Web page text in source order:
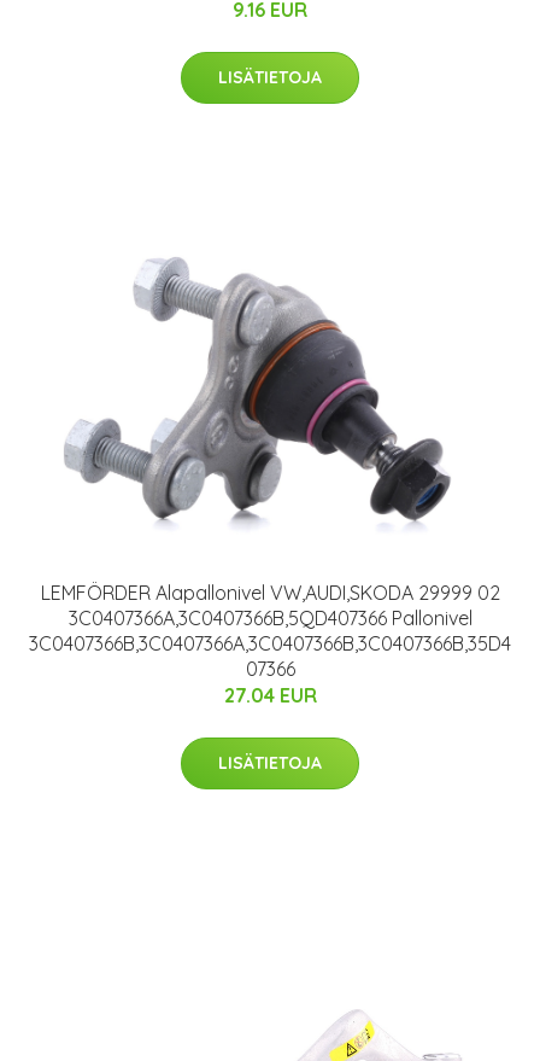
9.16 EUR
LISÄTIETOJA
LEMFÖRDER Alapallonivel VW,AUDI,SKODA 29999 02
3C0407366A,3C0407366B,5QD407366 Pallonivel
3C0407366B,3C0407366A,3C0407366B,3C0407366B,35D4
07366
27.04 EUR
LISÄTIETOJA